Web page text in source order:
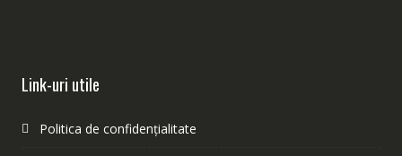
Link-uri utile
Politica de confidențialitate